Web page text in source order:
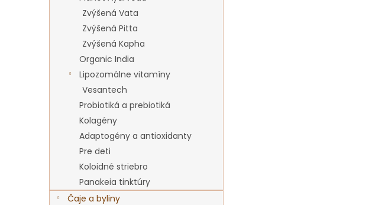
Zvýšená Vata
Zvýšená Pitta
Zvýšená Kapha
Organic India
Lipozomálne vitamíny
Vesantech
Probiotiká a prebiotiká
Kolagény
Adaptogény a antioxidanty
Pre deti
Koloidné striebro
Panakeia tinktúry
Čaje a byliny